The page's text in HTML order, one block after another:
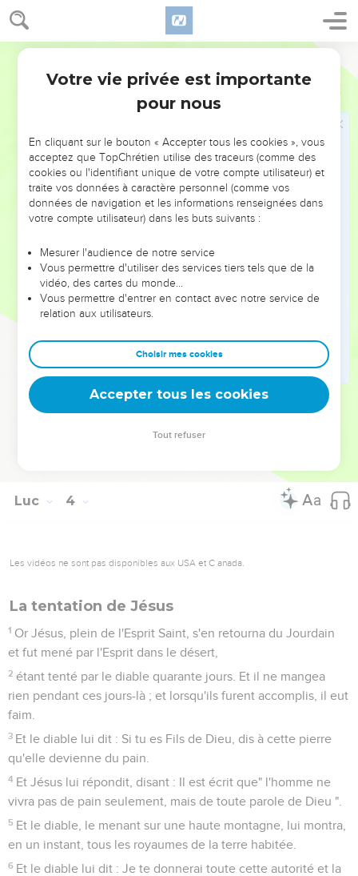
3
La généalogie de Jésus
Et Jésus lui-même commençait d'avoir environ trente ans,
étant, comme on l'estimait, fils de Joseph : d'Héli,
de Matthat, de Lévi, de Melchi, de Janna, de Joseph,
de Mattathie, d'Amos, de Nahum, d'Esli, de Naggé,
de Maath, de Mattathie, de Séméi, de Joseph, de Juda,
de Johanna, de Rhésa, de Zorobabel, de Salathiel, de Néri,
de Melchi, d'Addi, de Cosam, d'Elmodam, d'Er,
de Siméon, de Juda, de Joseph, de Jonan, d'Éliakim,
de Méléa, de Maïnan, de Mattatha, de Nathan,
de David, de Jessé, d'Obed, de Booz, de Salmon, de
Naasson,
d'Aminadab, d'Aram, d'Esrom, de Pharès, de Juda,
de Jacob, d'Isaac, d'Abraham, de Thara, de Nachor,
de Seruch, de Ragaü, de Phalek, d'Éber, de Sala,
Luc 4
Les vidéos ne sont pas disponibles aux USA et C anada.
La tentation de Jésus
1 Or Jésus, plein de l'Esprit Saint, s'en retourna du Jourdain
et fut mené par l'Esprit dans le désert,
2 étant tenté par le diable quarante jours. Et il ne mangea
rien pendant ces jours-là ; et lorsqu'ils furent accomplis, il eut
faim.
3 Et le diable lui dit : Si tu es Fils de Dieu, dis à cette pierre
qu'elle devienne du pain.
4 Et Jésus lui répondit, disant : Il est écrit que" l'homme ne
vivra pas de pain seulement, mais de toute parole de Dieu ".
5 Et le diable, le menant sur une haute montagne, lui montra,
en un instant, tous les royaumes de la terre habitée.
6 Et le diable lui dit : Je te donnerai toute cette autorité et la
Votre vie privée est importante
pour nous
En cliquant sur le bouton « Accepter tous les cookies », vous
acceptez que TopChrétien utilise des traceurs (comme des
cookies ou l'identifiant unique de votre compte utilisateur) et
traite vos données à caractère personnel (comme vos
données de navigation et les informations renseignées dans
votre compte utilisateur) dans les buts suivants :
Mesurer l'audience de notre service
Vous permettre d'utiliser des services tiers tels que de la
vidéo, des cartes du monde…
Vous permettre d'entrer en contact avec notre service de
relation aux utilisateurs.
Choisir mes cookies
Accepter tous les cookies
Tout refuser